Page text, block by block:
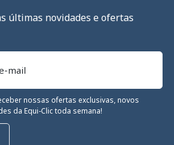
últimas novidades e ofertas
nossas ofertas exclusivas, novos
da Equi-Clic toda semana!